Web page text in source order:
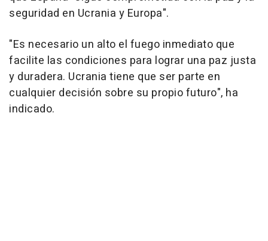
seguridad en Ucrania y Europa".
"Es necesario un alto el fuego inmediato que
facilite las condiciones para lograr una paz justa
y duradera. Ucrania tiene que ser parte en
cualquier decisión sobre su propio futuro", ha
indicado.